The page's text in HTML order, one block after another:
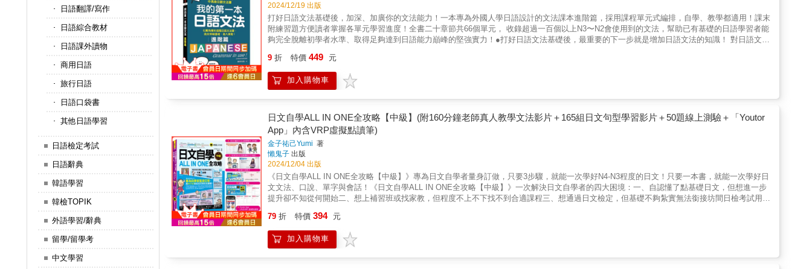
日語翻譯/寫作
日語綜合教材
日語課外讀物
商用日語
旅行日語
日語口袋書
其他日語學習
日語檢定考試
日語辭典
韓語學習
韓檢TOPIK
外語學習/辭典
留學/留學考
中文學習
2024/12/19 出版
打好日語文法基礎後，加深、加廣你的文法能力！一本專為外國人學日語設計的文法課本進階篇，採用課程單元式編排，自學、教學都適用！課末
附練習題方便讀者掌握各單元學習進度！全書二十章節共66個單元， 收錄超過一百個以上N3〜N2會使用到的文法，幫助已有基礎的日語學習者能
夠完全脫離初學者水準、取得足夠達到日語能力巔峰的堅強實力！●打好日語文法基礎後，最重要的下一步就是增加日語文法的知識！ 對日語文法
次，這也是提升日語水平的關鍵所在。以日檢來舉例，N3便已是日本中學生的水準，基礎文法不足夠讓你應付中階的日檢課題，也沒辦法實際使
用日語來進行日常會話和更複雜的表達需求，因此，加深、加廣你的日語文法能力是通向用日語流利溝通的必經之路。 進階文法學習不僅幫助你
更精確地表達自己的想法，還能讓你在閱讀日語文章、聆聽對話時更加得心應手。這不只是單純的詞彙積累，而是理解日語語法結構背後的邏輯與
明每個句型使用時要注意的文法重點，還特別強調不同句型的接續方式，避免常見錯誤。例如，助詞的搭配、動詞變化的規則，都在本書中有清楚
的講解。透過這樣的語義分類，學習者能夠更輕鬆地理解句型間的關聯，並靈活運用於實際表達。無論是準備日檢，還是提升日常會話能力，本書
都將成為你進階日語學習的得力助手。 也不忘記讓您複習日語的基礎之中的基礎，如動詞變化、時態變化等，來幫助你鞏固最重要的基本知識。
這些基礎不僅是初學者必須掌握的，更是進階學習中常常被忽略，卻至關重要的部分。 圖文並茂的文法解釋，加上每個單元都會有的練習題目幫
助記憶，自學、教人兩相宜！ 本書以詞意分類，收錄超過100個文法，共有20個章節及66個單元，每個單元都會有圖片加上例句來幫助學習者
理解情境，並以會話方式再度示範文法用法。每一個單元最後都會有5題左右的練習題，還會在每一章節最後加上該章節的總複習測驗，以圖像理
解文法意義、以表格整理文法規則、以會話融會貫通文法運用、以MP3熟悉文法例句，幫助學習者跳脫「學了又忘，忘了又學」的無底洞！ 通過
有系統的課程安排和大量練習，你將逐漸將這些知識融入自己的語言能力中。從書寫到會話，你的語法運用將更為自然、流暢，為你日後的日語學
習奠定堅實基礎，進而邁向專業水準的掌握。生動配音讓你練聽力、練口說更有感覺，附贈 QR 碼隨掃隨聽！ 本書附上由日語母語者提供的
MP3示範音檔，以QR 碼方式提供，可隨書中內容掃描聆聽，免按上下鍵搜尋，快速地讓音檔與內容互相搭配。亦可掃描全書 MP3 下載 QR 碼，
iOS 13以上，方可使用全書完整打包下載連結。）【本書特色】★從複習日語的基礎知識開始，不用擔心忘光光了。★可愛的例圖加上例句，方
便直覺理解，每種文法也都會附上解說，學習起來不會越看越迷糊。★旅日日語教師嚴選日語中最必需的文法，學會後便能輕鬆看懂大多的日語文
章，也是登峰造極的必須一步。★除了每章必備的例句之外，每項文法說明皆會附上範例會話，示範這些文法實際的運用方式。★每章必定會附上
9 折 特價 449 元
加入購物車
日文自學ALL IN ONE全攻略【中級】(附160分鐘老師真人教學文法影片＋165組日文句型學習影片＋50題線上測驗＋「Youtor
App」內含VRP虛擬點讀筆)
金子祐己Yumi 著
懶鬼子 出版
2024/12/04 出版
《日文自學ALL IN ONE全攻略【中級】》專為日文自學者量身訂做，只要3步驟，就能一次學好N4-N3程度的日文！只要一本書，就能一次學好日
文文法、口說、單字與會話！《日文自學ALL IN ONE全攻略【中級】》一次解決日文自學者的四大困境：一、自認懂了點基礎日文，但想進一步
提升卻不知從何開始二、想上補習班或找家教，但程度不上不下找不到合適課程三、想通過日文檢定，但基礎不夠紮實無法銜接坊間日檢考試用書
馬上幫你提升日文能力，聽說讀寫一次學會！《日文自學ALL IN ONE全攻略【中級】》提供7種學習資源、多樣學習方式，就是要你一次學好N4-
N3的日文！1. 專為自學者設計、圖文並茂、讓你一看就會的「日文學習課本」2. 穩固基礎的「日文文法教學影片【初級】」，共30支影片，時長
100分鐘3. 日文名師金子祐己Yumi老師現身教學的「日文文法教學影片【中級】」，共15支影片，時長60分鐘4. 提升口說力、一定要會的「日文
79 折 特價 394 元
加入購物車